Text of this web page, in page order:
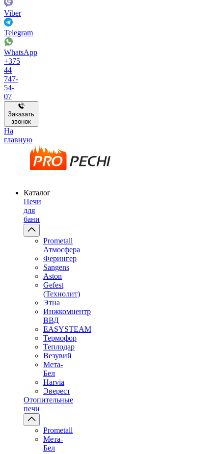
Viber
Telegram
WhatsApp
+375
44
747-
54-
07
Заказать
звонок
На
главную
Каталог
Печи
для
бани
Prometall
Атмосфера
Ферингер
Sangens
Aston
Gefest
(Технолит)
Этна
Инжкомцентр
ВВД
EASYSTEAM
Термофор
Теплодар
Везувий
Мета-
Бел
Harvia
Эверест
Отопительные
печи
Prometall
Мета-
Бел